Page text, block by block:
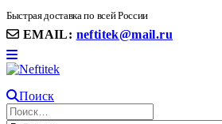
Быстрая доставка по всей России
EMAIL: neftitek@mail.ru
Поиск
8(906) 399 11 22 |